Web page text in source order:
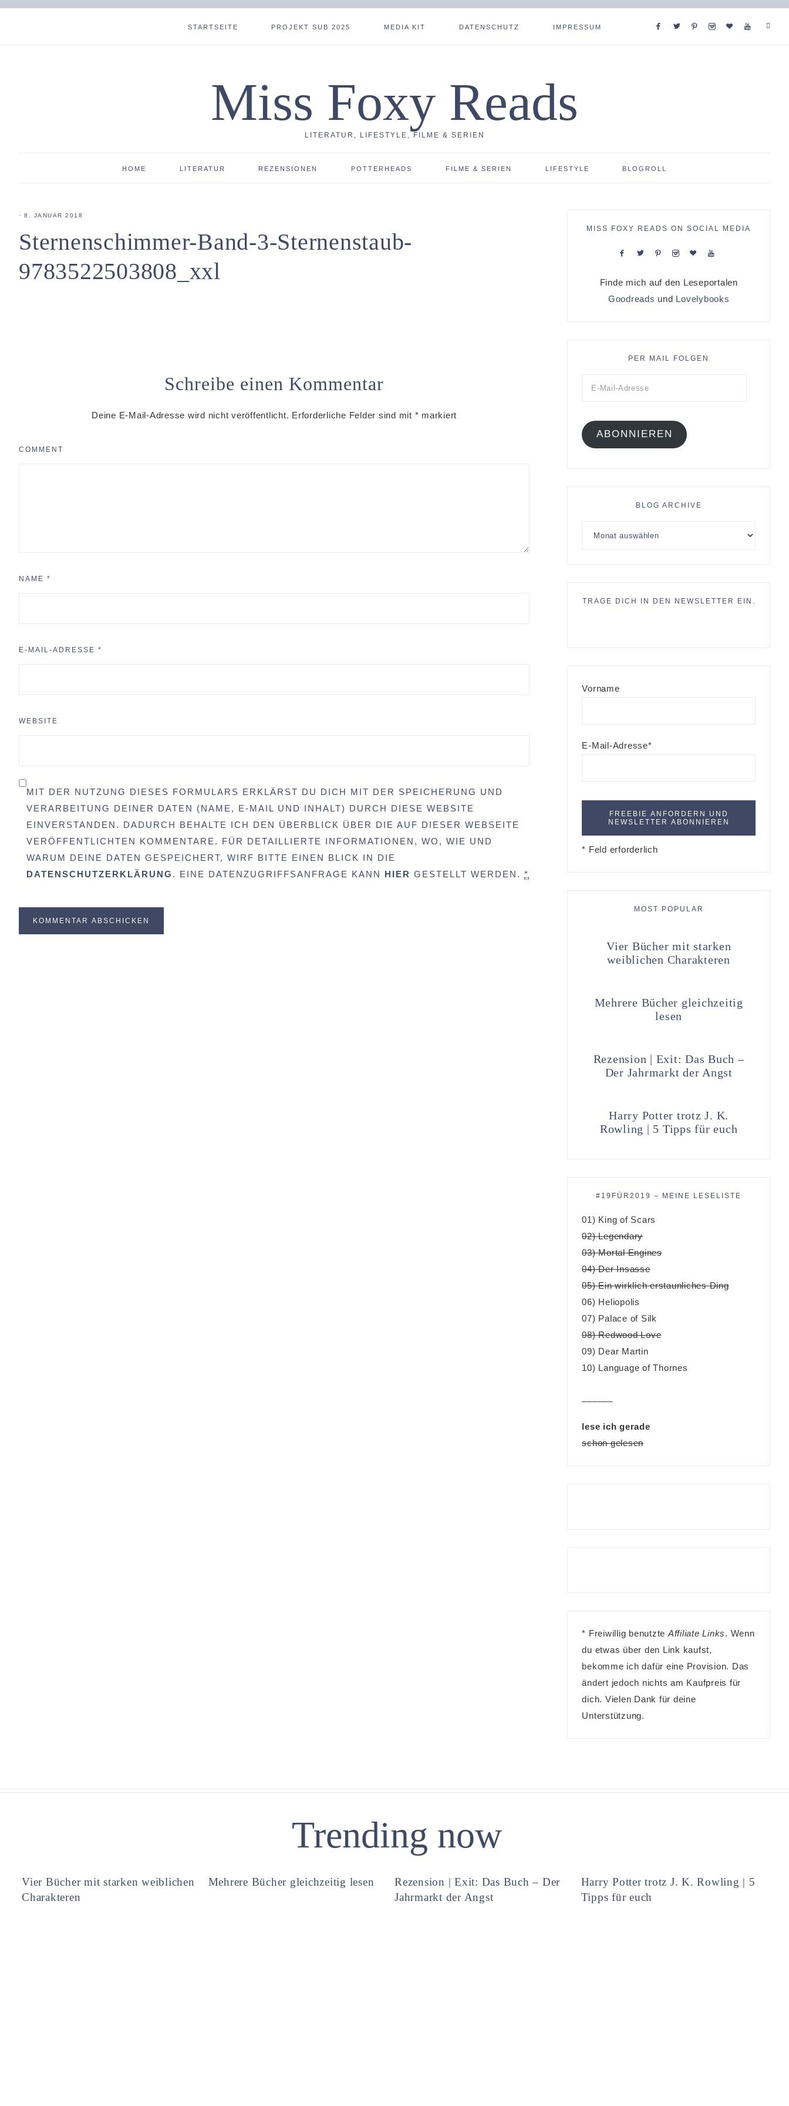
STARTSEITE PROJEKT SUB 2025 MEDIA KIT DATENSCHUTZ IMPRESSUM
Miss Foxy Reads
LITERATUR, LIFESTYLE, FILME & SERIEN
HOME LITERATUR REZENSIONEN POTTERHEADS FILME & SERIEN LIFESTYLE BLOGROLL
· 8. JANUAR 2018
Sternenschimmer-Band-3-Sternenstaub-
9783522503808_xxl
Schreibe einen Kommentar
Deine E-Mail-Adresse wird nicht veröffentlicht. Erforderliche Felder sind mit * markiert
COMMENT
NAME *
E-MAIL-ADRESSE *
WEBSITE
MIT DER NUTZUNG DIESES FORMULARS ERKLÄRST DU DICH MIT DER SPEICHERUNG UND
VERARBEITUNG DEINER DATEN (NAME, E-MAIL UND INHALT) DURCH DIESE WEBSITE
EINVERSTANDEN. DADURCH BEHALTE ICH DEN ÜBERBLICK ÜBER DIE AUF DIESER WEBSEITE
VERÖFFENTLICHTEN KOMMENTARE. FÜR DETAILLIERTE INFORMATIONEN, WO, WIE UND
WARUM DEINE DATEN GESPEICHERT, WIRF BITTE EINEN BLICK IN DIE
DATENSCHUTZERKLÄRUNG . EINE DATENZUGRIFFSANFRAGE KANN HIER GESTELLT WERDEN. *
MISS FOXY READS ON SOCIAL MEDIA
Finde mich auf den Leseportalen
Goodreads und Lovelybooks
PER MAIL FOLGEN
ABONNIEREN
BLOG ARCHIVE
TRAGE DICH IN DEN NEWSLETTER EIN.
Vorname
E-Mail-Adresse*
* Feld erforderlich
MOST POPULAR
Vier Bücher mit starken
weiblichen Charakteren
Mehrere Bücher gleichzeitig
lesen
Rezension | Exit: Das Buch –
Der Jahrmarkt der Angst
Harry Potter trotz J. K.
Rowling | 5 Tipps für euch
#19FÜR2019 – MEINE LESELISTE
01) King of Scars
02) Legendary
03) Mortal Engines
04) Der Insasse
05) Ein wirklich erstaunliches Ding
06) Heliopolis
07) Palace of Silk
08) Redwood Love
09) Dear Martin
10) Language of Thornes
lese ich gerade
schon gelesen
* Freiwillig benutzte Affiliate Links. Wenn
du etwas über den Link kaufst,
bekomme ich dafür eine Provision. Das
ändert jedoch nichts am Kaufpreis für
dich. Vielen Dank für deine
Unterstützung.
Trending now
Vier Bücher mit starken weiblichen
Charakteren
Mehrere Bücher gleichzeitig lesen
Rezension | Exit: Das Buch – Der
Jahrmarkt der Angst
Harry Potter trotz J. K. Rowling | 5
Tipps für euch